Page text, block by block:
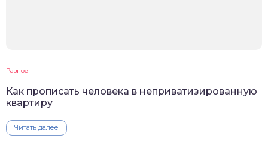
Разное
Как прописать человека в неприватизированную
квартиру
Читать далее